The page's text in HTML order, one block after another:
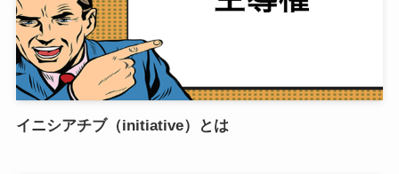
イニシアチブ（initiative）とは